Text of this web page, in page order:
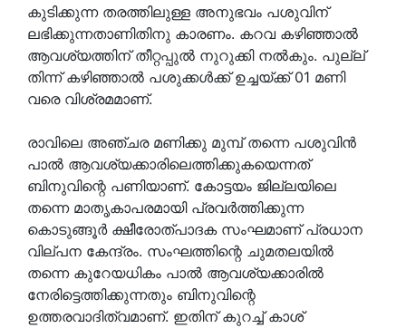
കുടിക്കുന്ന തരത്തിലുള്ള അനുഭവം പശുവിന്
ലഭിക്കുന്നതാണിതിനു കാരണം. കറവ കഴിഞ്ഞാല്‍
ആവശ്യത്തിന് തീറ്റപ്പുല്‍ നുറുക്കി നല്‍കും. പുല്ല്
തിന്ന് കഴിഞ്ഞാല്‍ പശുക്കള്‍ക്ക് ഉച്ചയ്ക്ക് 01 മണി
വരെ വിശ്രമമാണ്.
രാവിലെ അഞ്ചര മണിക്കു മുമ്പ് തന്നെ പശുവിന്‍
പാല്‍ ആവശ്യക്കാരിലെത്തിക്കുകയെന്നത്
ബിനുവിന്റെ പണിയാണ്. കോട്ടയം ജില്ലയിലെ
തന്നെ മാതൃകാപരമായി പ്രവര്‍ത്തിക്കുന്ന
കൊടുങ്ങൂര്‍ ക്ഷീരോത്പാദക സംഘമാണ് പ്രധാന
വില്പന കേന്ദ്രം. സംഘത്തിന്റെ ചുമതലയില്‍
തന്നെ കുറേയധികം പാല്‍ ആവശ്യക്കാരില്‍
നേരിട്ടെത്തിക്കുന്നതും ബിനുവിന്റെ
ഉത്തരവാദിത്വമാണ്. ഇതിന് കുറച്ച് കാശ്